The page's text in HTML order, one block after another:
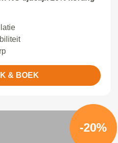
& BOEK
-20%